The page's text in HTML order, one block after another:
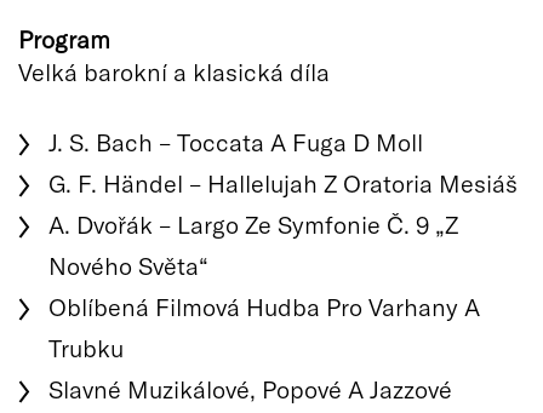
Program
Velká barokní a klasická díla
J. S. Bach – Toccata A Fuga D Moll
G. F. Händel – Hallelujah Z Oratoria Mesiáš
A. Dvořák – Largo Ze Symfonie Č. 9 „Z
Nového Světa“
Oblíbená Filmová Hudba Pro Varhany A
Trubku
Slavné Muzikálové, Popové A Jazzové